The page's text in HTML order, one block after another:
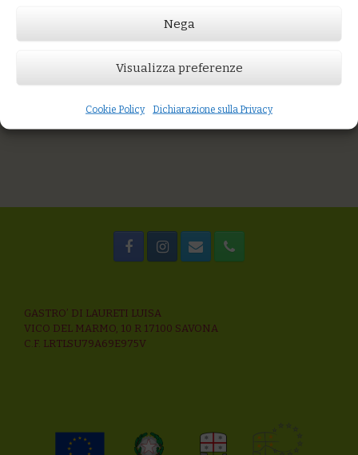
Nega
Visualizza preferenze
Cookie Policy Dichiarazione sulla Privacy
Misto di verdure al coccio
Cavolfiore arrostito con la sua crema
GASTRO’ DI LAURETI LUISA
VICO DEL MARMO, 10 R 17100 SAVONA
C.F. LRTLSU79A69E975V